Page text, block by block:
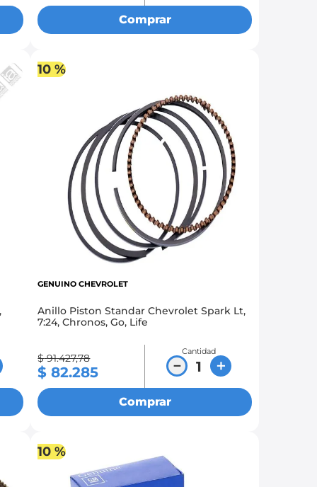
Comprar
10 %
GENUINO CHEVROLET
Anillo Piston Standar Chevrolet Spark Lt,
7:24, Chronos, Go, Life
$ 91.427,78
$ 82.285
Cantidad
＋
－
Comprar
10 %